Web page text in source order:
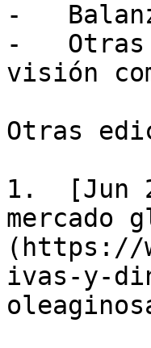
-
-   Otras
visión
Otras
1.  [Jun
mercado
(https://
ivas-y-